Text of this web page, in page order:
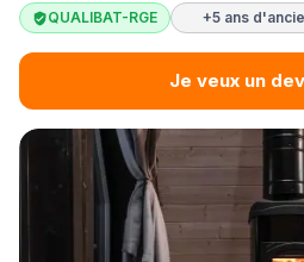
QUALIBAT-RGE +5 ans
Je veux un